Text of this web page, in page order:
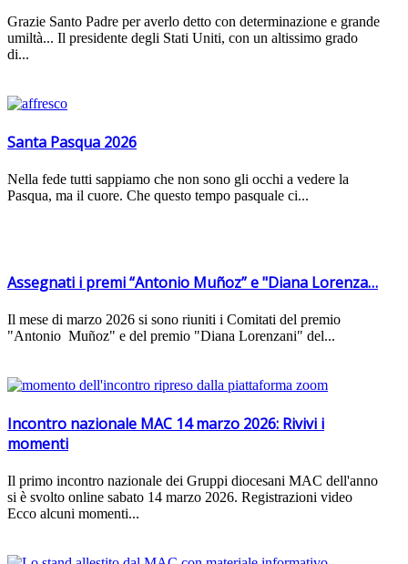
Grazie Santo Padre per averlo detto con determinazione e grande
umiltà... Il presidente degli Stati Uniti, con un altissimo grado
di...
Santa Pasqua 2026
Nella fede tutti sappiamo che non sono gli occhi a vedere la
Pasqua, ma il cuore. Che questo tempo pasquale ci...
Assegnati i premi “Antonio Muñoz” e "Diana Lorenza…
Il mese di marzo 2026 si sono riuniti i Comitati del premio
"Antonio Muñoz" e del premio "Diana Lorenzani" del...
Incontro nazionale MAC 14 marzo 2026: Rivivi i
momenti
Il primo incontro nazionale dei Gruppi diocesani MAC dell'anno
si è svolto online sabato 14 marzo 2026. Registrazioni video
Ecco alcuni momenti...